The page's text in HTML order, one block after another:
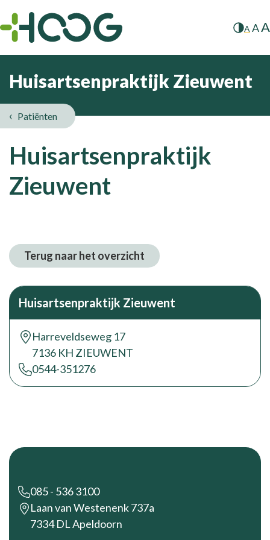
A AA
Huisartsenpraktijk Zieuwent
Patiënten
Huisartsenpraktijk
Zieuwent
Terug naar het overzicht
Huisartsenpraktijk Zieuwent
Harreveldseweg 17
7136 KH ZIEUWENT
0544-351276
Footer
085 - 536 3100
Laan van Westenenk 737a
7334 DL Apeldoorn